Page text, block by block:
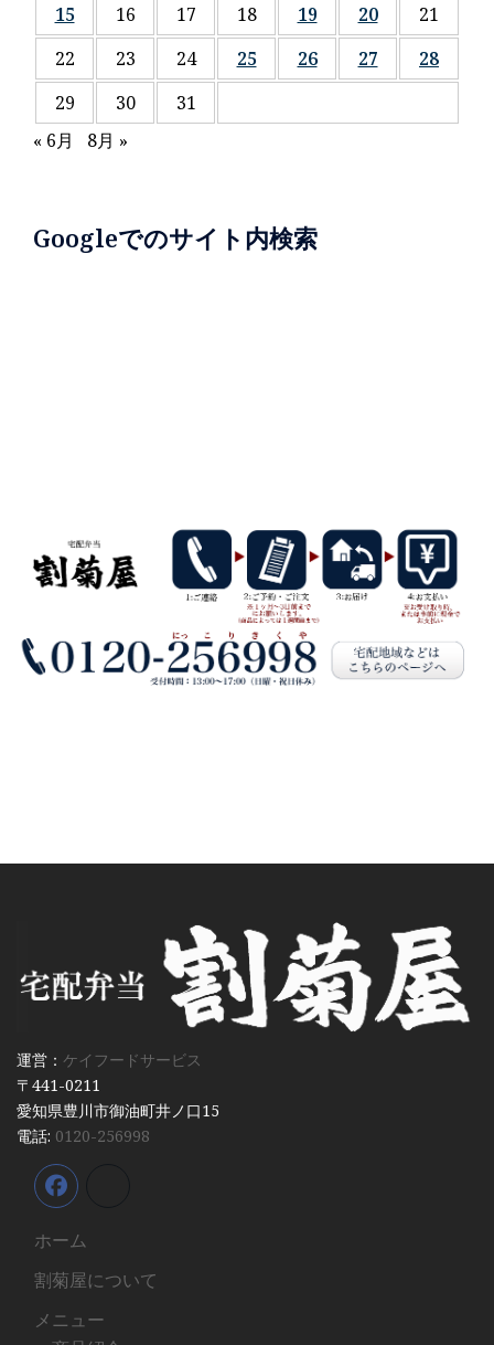
15
16 17 18 19 20
21
22
23 24 25 26 27
28
29
30
31
« 6月
8月 »
Googleでのサイト内検索
運営： ケイフードサービス
〒441-0211
愛知県豊川市御油町井ノ口15
電話: 0120-256998
ホーム
割菊屋について
メニュー